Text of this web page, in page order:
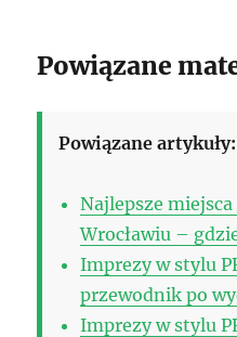
Powiązane
Powiązane artykuły:
Najlepsze
Wrocławiu –
Imprezy w stylu
przewodnik po
Imprezy w stylu